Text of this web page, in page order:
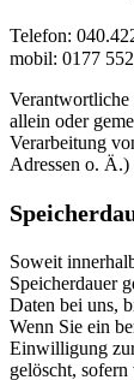
Telefon:
mobil: 0177
Verantwortliche
allein oder
Verarbeitung
Adressen o. Ä.)
Soweit
Speicherdauer
Daten bei uns,
Wenn Sie ein
Einwilligung
gelöscht,